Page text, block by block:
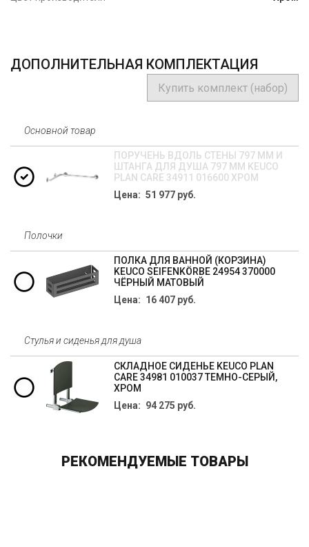
ДОПОЛНИТЕЛЬНАЯ КОМПЛЕКТАЦИЯ
Купить комплект (набор)
Основной товар
ПОРУЧЕНЬ ВДОЛЬ СТЕНЫ 797 ММ И
ШТАНГА ДЛЯ ДУША 797 ММ KEUCO
PLAN CARE 34911 016600 ХРОМ
Цена: 51 977 руб.
Полочки
ПОЛКА ДЛЯ ВАННОЙ (КОРЗИНА)
KEUCO SEIFENKÖRBE 24954 370000
ЧЁРНЫЙ МАТОВЫЙ
Цена: 16 407 руб.
Стулья и сиденья для душа
СКЛАДНОЕ СИДЕНЬЕ KEUCO PLAN
CARE 34981 010037 ТЕМНО-СЕРЫЙ,
ХРОМ
Цена: 94 275 руб.
РЕКОМЕНДУЕМЫЕ ТОВАРЫ